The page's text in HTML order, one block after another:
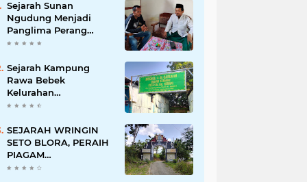
Sejarah Sunan
Ngudung Menjadi
Panglima Perang
Kerajaan Demak
Sejarah Kampung
Rawa Bebek
Kelurahan
Penggilingan
SEJARAH WRINGIN
SETO BLORA, PERAIH
PIAGAM
PENGHARGAAN